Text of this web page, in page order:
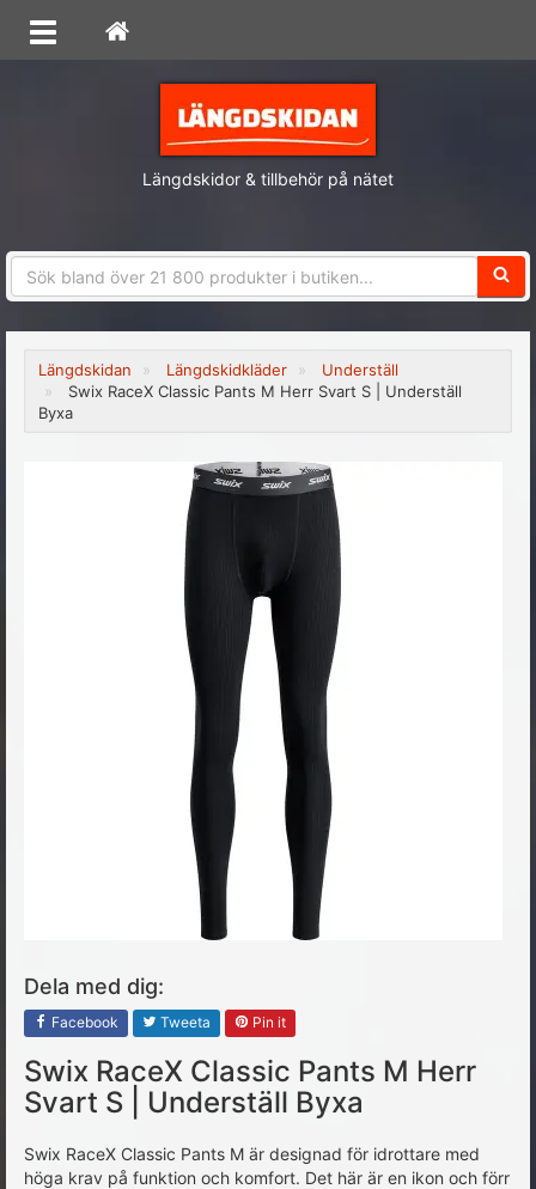
Längdskidor & tillbehör på nätet
Längdskidan Längdskidkläder
Underställ
Swix RaceX Classic Pants M Herr Svart S | Underställ
Byxa
Dela med dig:
Facebook Tweeta Pin it
Swix RaceX Classic Pants M Herr
Svart S | Underställ Byxa
Swix RaceX Classic Pants M är designad för idrottare med
höga krav på funktion och komfort. Det här är en ikon och förr